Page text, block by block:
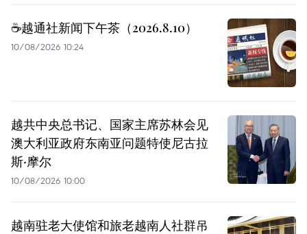
☕️越通社新闻下午茶（2026.8.10）
10/08/2026 10:24
越共中央总书记、国家主席苏林会见
澳大利亚政府东南亚问题特使尼古拉
斯·摩尔
10/08/2026 10:00
越南驻老大使馆和旅老越南人社群吊